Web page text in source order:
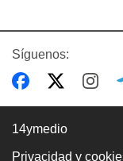
Síguenos:
14ymedio
Privacidad y